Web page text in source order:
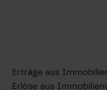
Erträge aus
Erlöse aus